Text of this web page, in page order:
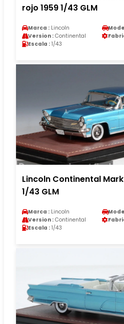
rojo 1959 1/43 GLM
Marca : Lincoln
Version : Continental
Escala : 1/43
Lincoln Continental Mark
1/43 GLM
Marca : Lincoln
Version : Continental
Escala : 1/43